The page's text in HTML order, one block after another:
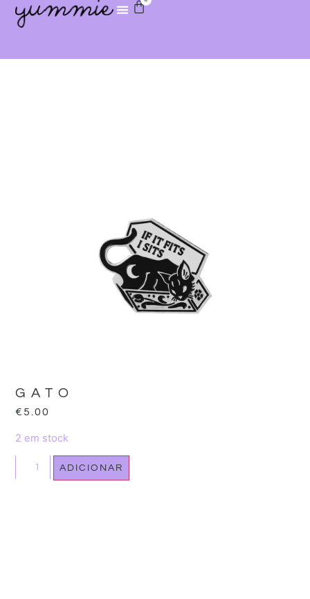
GATO
€5.00
2 em stock
ADICIONAR